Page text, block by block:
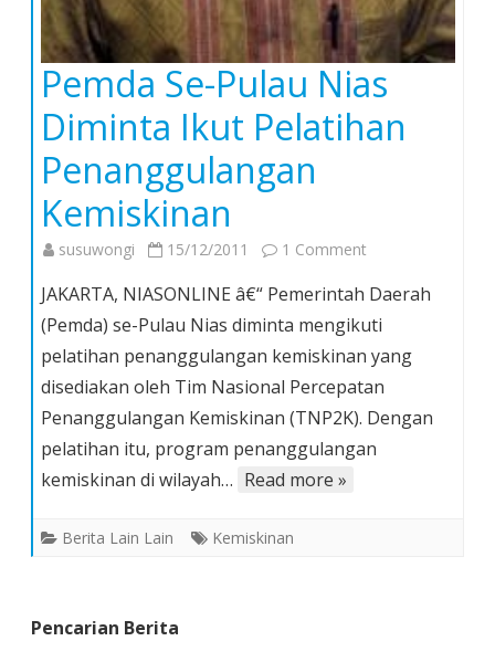
Pemda Se-Pulau Nias
Diminta Ikut Pelatihan
Penanggulangan
Kemiskinan
susuwongi 15/12/2011 1 Comment
Se-
Pulau
Nias
Diminta
Ikut
Pelatihan
JAKARTA, NIASONLINE â€“ Pemerintah Daerah
(Pemda) se-Pulau Nias diminta mengikuti
pelatihan penanggulangan kemiskinan yang
disediakan oleh Tim Nasional Percepatan
Penanggulangan Kemiskinan (TNP2K). Dengan
pelatihan itu, program penanggulangan
kemiskinan di wilayah… Read more »
Berita Lain Lain Kemiskinan
Pencarian Berita